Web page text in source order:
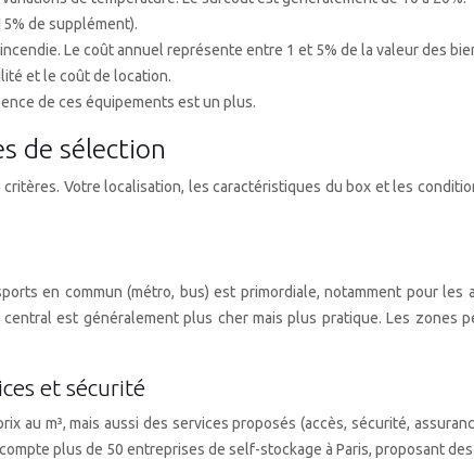
de supplément).
Le coût annuel représente entre 1 et 5% de la valeur des
et le coût de location.
de ces équipements est un plus.
de sélection
Votre localisation, les caractéristiques du box et les
en commun (métro, bus) est primordiale, notamment pour
est généralement plus cher mais plus pratique. Les zones
et sécurité
m³, mais aussi des services proposés (accès, sécurité,
plus de 50 entreprises de self-stockage à Paris, proposant